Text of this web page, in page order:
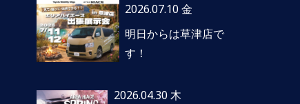
2026.07.10 金
明日からは草津店で
す！
2026.04.30 木